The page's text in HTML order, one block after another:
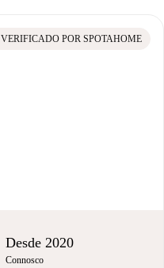
VERIFICADO POR SPOTAHOME
Desde 2020
Connosco